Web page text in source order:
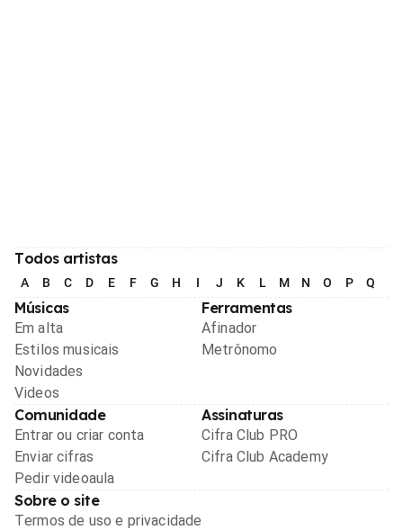
Todos artistas
A B C D E F G H I J K L M N O P Q
Músicas
Em alta
Estilos musicais
Novidades
Videos
Ferramentas
Afinador
Metrônomo
Comunidade
Entrar ou criar conta
Enviar cifras
Pedir videoaula
Assinaturas
Cifra Club PRO
Cifra Club Academy
Sobre o site
Termos de uso e privacidade